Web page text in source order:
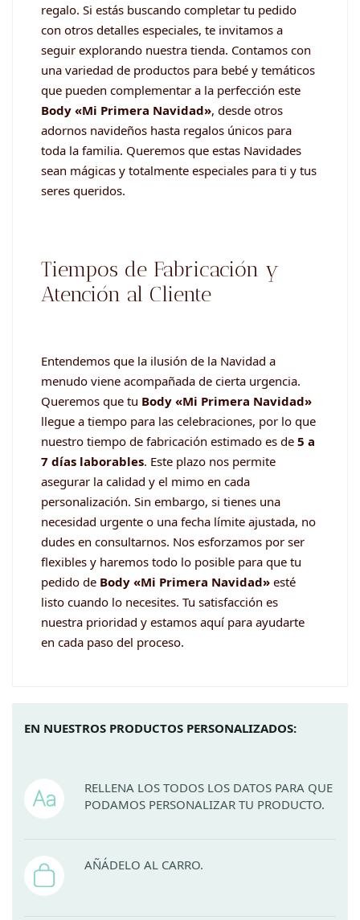
regalo. Si estás buscando completar tu pedido
con otros detalles especiales, te invitamos a
seguir explorando nuestra tienda. Contamos con
una variedad de productos para bebé y temáticos
que pueden complementar a la perfección este
Body «Mi Primera Navidad», desde otros
adornos navideños hasta regalos únicos para
toda la familia. Queremos que estas Navidades
sean mágicas y totalmente especiales para ti y tus
seres queridos.
Tiempos de Fabricación y
Atención al Cliente
Entendemos que la ilusión de la Navidad a
menudo viene acompañada de cierta urgencia.
Queremos que tu Body «Mi Primera Navidad»
llegue a tiempo para las celebraciones, por lo que
nuestro tiempo de fabricación estimado es de 5 a
7 días laborables. Este plazo nos permite
asegurar la calidad y el mimo en cada
personalización. Sin embargo, si tienes una
necesidad urgente o una fecha límite ajustada, no
dudes en consultarnos. Nos esforzamos por ser
flexibles y haremos todo lo posible para que tu
pedido de Body «Mi Primera Navidad» esté
listo cuando lo necesites. Tu satisfacción es
nuestra prioridad y estamos aquí para ayudarte
en cada paso del proceso.
EN NUESTROS PRODUCTOS PERSONALIZADOS:
RELLENA LOS TODOS LOS DATOS PARA QUE
PODAMOS PERSONALIZAR TU PRODUCTO.
AÑÁDELO AL CARRO.